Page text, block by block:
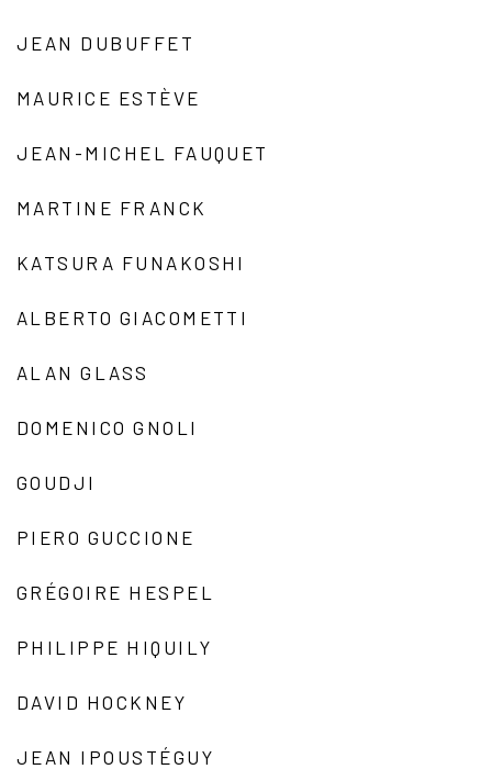
JEAN DUBUFFET
MAURICE ESTÈVE
JEAN-MICHEL FAUQUET
MARTINE FRANCK
KATSURA FUNAKOSHI
ALBERTO GIACOMETTI
ALAN GLASS
DOMENICO GNOLI
GOUDJI
PIERO GUCCIONE
GRÉGOIRE HESPEL
PHILIPPE HIQUILY
DAVID HOCKNEY
JEAN IPOUSTÉGUY